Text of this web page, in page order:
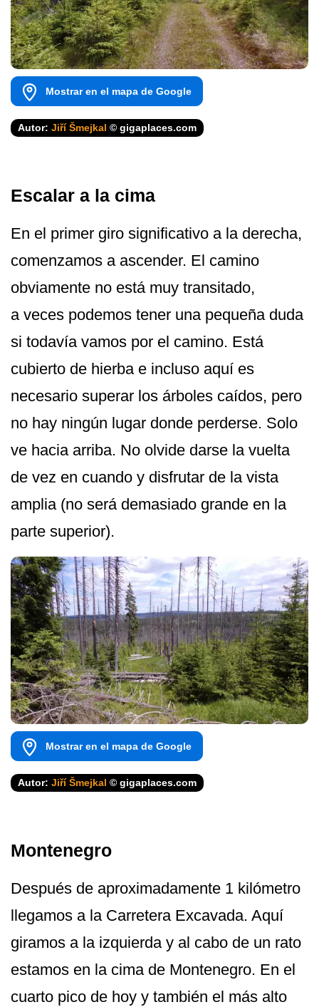
Mostrar en el mapa de Google
Autor: Jiří Šmejkal © gigaplaces.com
Escalar a la cima
En el primer giro significativo a la derecha,
comenzamos a ascender. El camino
obviamente no está muy transitado,
a veces podemos tener una pequeña duda
si todavía vamos por el camino. Está
cubierto de hierba e incluso aquí es
necesario superar los árboles caídos, pero
no hay ningún lugar donde perderse. Solo
ve hacia arriba. No olvide darse la vuelta
de vez en cuando y disfrutar de la vista
amplia (no será demasiado grande en la
parte superior).
Mostrar en el mapa de Google
Autor: Jiří Šmejkal © gigaplaces.com
Montenegro
Después de aproximadamente 1 kilómetro
llegamos a la Carretera Excavada. Aquí
giramos a la izquierda y al cabo de un rato
estamos en la cima de Montenegro. En el
cuarto pico de hoy y también el más alto